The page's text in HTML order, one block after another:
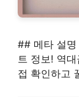
## 메타 설
트 정보! 역
접 확인하고